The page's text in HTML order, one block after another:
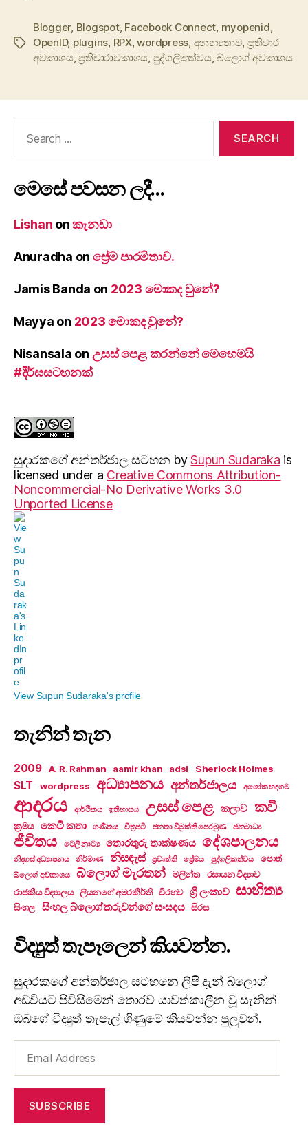
Tags
Blogger, Blogspot, Facebook Connect, myopenid,
OpenID, plugins, RPX,wordpress, අනන්‍යතාව, ප්‍රතිචාර
අවකාශය,ප්‍රතිචාරාවකාශය, පුද්ගලිකත්වය,බ්ලොග් අවකාශය
මෙසේ පවසන ලදී…
Lishan onකැනඩා
Anuradha on ප්‍රේම පාරමිතාව.
Jamis Banda on 2023 මොකද වුනේ?
Mayya on 2023 මොකද වුනේ?
Nisansala on උසස් පෙළ කරන්නේ මෙහෙමයි
#දීර්ඝසටහනක්
සුදාරක‍ගේ අන්තර්ජාල සටහන bySupun Sudaraka is
licensed under a Creative Commons Attribution-
Noncommercial-No Derivative Works 3.0
Unported License
View Supun Sudaraka's profile
තැනින් තැන
2009 A. R. Rahman aamir khan adsl Sherlock Holmes
SLT wordpress අධ්‍යාපනය අන්තර්ජාලය අශෝක හඳගම
ආදරය ආර්ථිකය ඉතිහාසය උසස් පෙළ කලාව කවි
ක්‍රමය කෙටි කතා ගණිතය චිත්‍රපටි ජනතා විමුක්ති පෙරමුණ ජනමාධ්‍ය
ජීවිතය ටෙලි නාට්‍ය තොරතුරු තාක්ෂණය දේශපාලනය
නිදහස් අධ්‍යාපනය නිර්මාණ නිසඳැස් ප්‍රවෘත්ති ප්‍රේමය පුද්ගලිකත්වය පොත්
බ්ලොග් අවකාශය බ්ලොග් මැරතන් මලින්ත
රසායන විද්‍යාව
රාජකීය විද්‍යාලය
ලියනගේ අමරකීර්ති විරහව ශ්‍රී ලංකාව සාහිත්‍ය
සිංහල සිංහල බ්ලොග්කරුවන්ගේ සංසදය සිරස
විද්‍යුත් තැපෑලෙන් කියවන්න.
සුදාරකගේ අන්තර්ජාල සටහනෙ ලිපි දැන් බ්ලොග්
අඩවියට පිවිසීමෙන් තොරව යාවත්කාලීන වූ සැනින්
ඔබගේ විද්‍යුත් තැපැල් ගිණුමේ කියවන්න පුලුවන්.
Address
SUBSCRIBE